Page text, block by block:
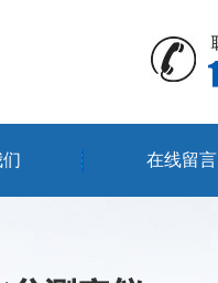
在线留言